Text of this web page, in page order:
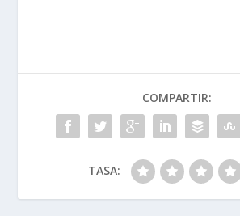
COMPARTIR:
TASA: